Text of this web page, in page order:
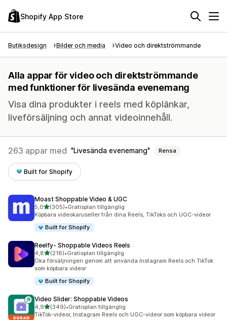
Shopify App Store
Butiksdesign Bilder och media Video och direktströmmande
Alla appar för video och direktströmmande
med funktioner för livesända evenemang
Visa dina produkter i reels med köplänkar,
liveförsäljning och annat videoinnehåll.
263 appar med Livesända evenemang Rensa
Built for Shopify
Moast Shoppable Video & UGC
5,0av 5 stjärnor
(305)
305 recensioner totalt
•Gratisplan tillgänglig
Köpbara videokaruseller från dina Reels, TikToks och UGC-videor
Built for Shopify
Reelfy‑ Shoppable Videos Reels
4,8av 5 stjärnor
(216)
216 recensioner totalt
•Gratisplan tillgänglig
Öka försäljningen genom att använda Instagram Reels och TikTok
som köpbara videor
Built for Shopify
Video Slider: Shoppable Videos
4,9av 5 stjärnor
(349)
349 recensioner totalt
•Gratisplan tillgänglig
TikTok-videor, Instagram Reels och UGC-videor som köpbara videor